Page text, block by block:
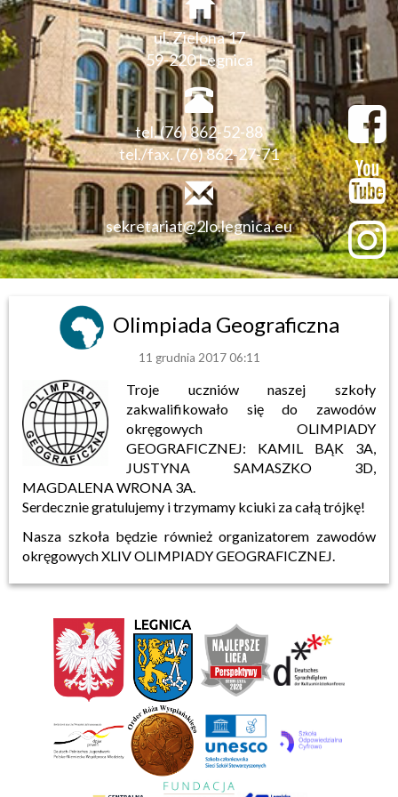
ul. Zielona 17
59-220 Legnica
tel. (76) 862-52-88
tel./fax. (76) 862-27-71
sekretariat@2lo.legnica.eu
Olimpiada Geograficzna
11 grudnia 2017 06:11
Troje uczniów naszej szkoły
zakwalifikowało się do zawodów
okręgowych OLIMPIADY
GEOGRAFICZNEJ: KAMIL BĄK 3A,
JUSTYNA SAMASZKO 3D,
MAGDALENA WRONA 3A.
Serdecznie gratulujemy i trzymamy kciuki za całą trójkę!
Nasza szkoła będzie również organizatorem zawodów
okręgowych XLIV OLIMPIADY GEOGRAFICZNEJ.